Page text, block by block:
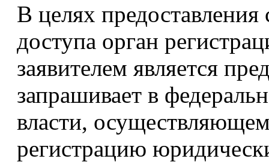
В целях
доступа орган
заявителем является
запрашивает в
власти,
регистрацию